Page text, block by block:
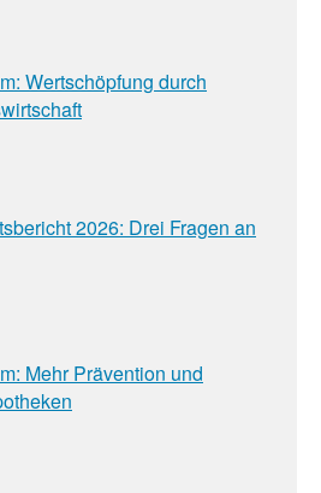
Wertschöpfung durch
2026: Drei Fragen an
Mehr Prävention und